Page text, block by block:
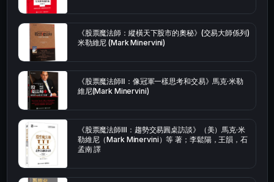
《股票魔法師：縱橫天下股市的奧秘》(交易大師係列)
米勒維尼 (Mark Minervini)
《股票魔法師Ⅱ：像冠軍一樣思考和交易》馬克·米勒
維尼(Mark Minervini)
《股票魔法師Ⅲ：趨勢交易圓桌訪談》（美）馬克·米
勒維尼（Mark Minervini）等 著；李鬆陽，王韻，石
孟南 譯